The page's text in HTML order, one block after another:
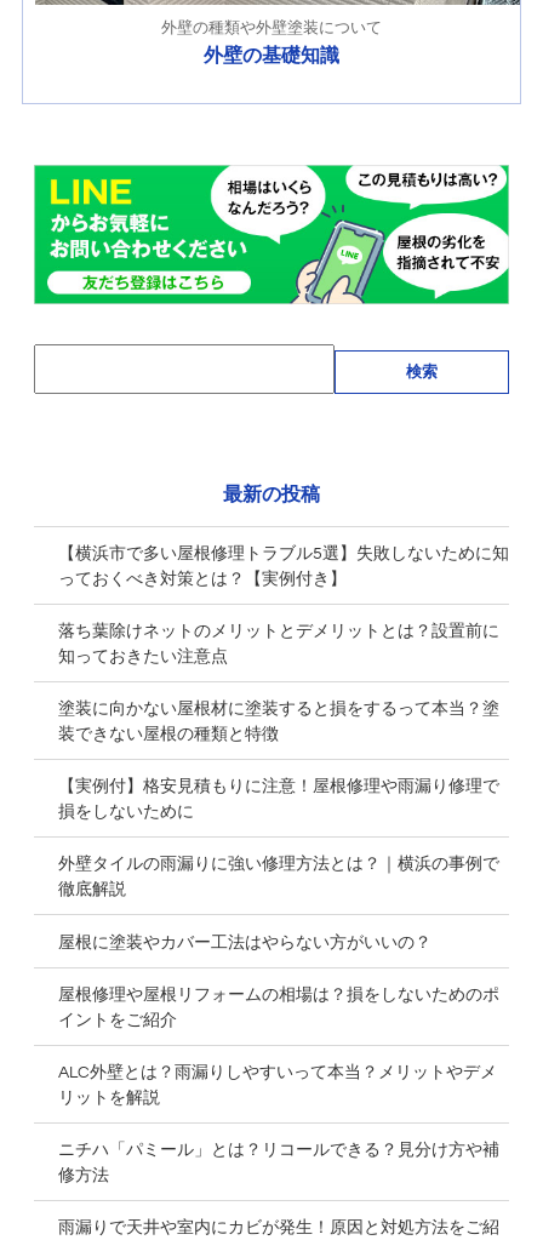
外壁の種類や外壁塗装について
外壁の基礎知識
検索
最新の投稿
【横浜市で多い屋根修理トラブル5選】失敗しないために知
っておくべき対策とは？【実例付き】
落ち葉除けネットのメリットとデメリットとは？設置前に
知っておきたい注意点
塗装に向かない屋根材に塗装すると損をするって本当？塗
装できない屋根の種類と特徴
【実例付】格安見積もりに注意！屋根修理や雨漏り修理で
損をしないために
外壁タイルの雨漏りに強い修理方法とは？｜横浜の事例で
徹底解説
屋根に塗装やカバー工法はやらない方がいいの？
屋根修理や屋根リフォームの相場は？損をしないためのポ
イントをご紹介
ALC外壁とは？雨漏りしやすいって本当？メリットやデメ
リットを解説
ニチハ「パミール」とは？リコールできる？見分け方や補
修方法
雨漏りで天井や室内にカビが発生！原因と対処方法をご紹